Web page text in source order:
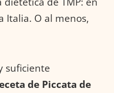
Italia. O al menos,
suficiente
de Piccata de